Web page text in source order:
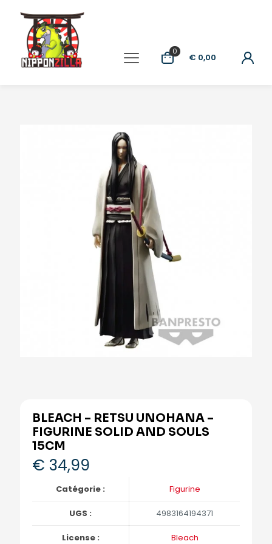
0
€ 0,00
BLEACH – RETSU UNOHANA –
FIGURINE SOLID AND SOULS
15CM
€ 34,99
Catégorie : Figurine
UGS : 4983164194371
License : Bleach